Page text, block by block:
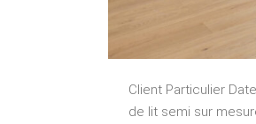
Client Particulier
de lit semi sur